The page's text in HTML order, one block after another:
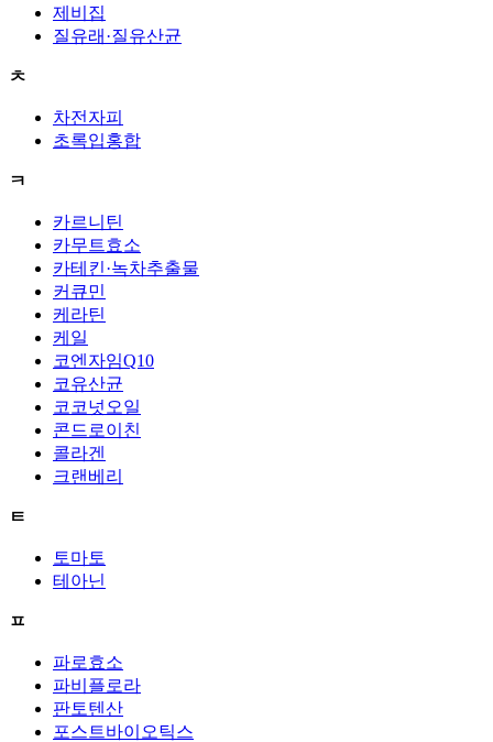
제비집
질유래·질유산균
ㅊ
차전자피
초록입홍합
ㅋ
카르니틴
카무트효소
카테킨·녹차추출물
커큐민
케라틴
케일
코엔자임Q10
코유산균
코코넛오일
콘드로이친
콜라겐
크랜베리
ㅌ
토마토
테아닌
ㅍ
파로효소
파비플로라
판토텐산
포스트바이오틱스